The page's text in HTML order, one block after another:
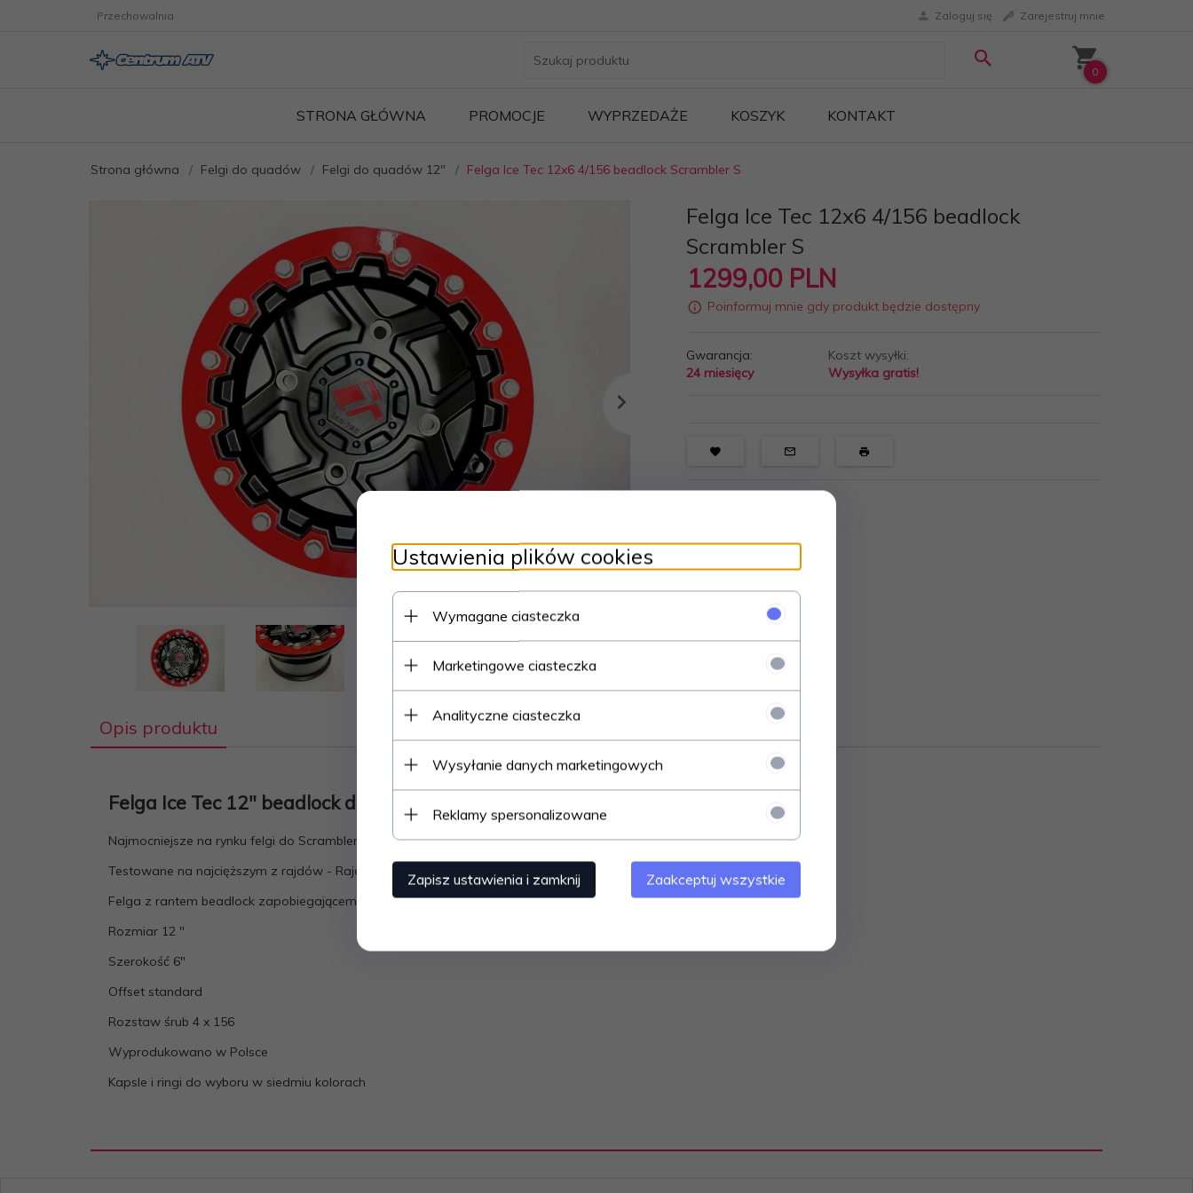
Przechowalnia Zaloguj się Zarejestruj mnie
0
STRONA GŁÓWNA PROMOCJE WYPRZEDAŻE KOSZYK KONTAKT
Strona główna Felgi do quadów Felgi do quadów 12" Felga Ice Tec 12x6 4/156 beadlock Scrambler S
Felga Ice Tec 12x6 4/156 beadlock
Scrambler S
1299,00 PLN
Poinformuj mnie gdy produkt będzie dostępny
Gwarancja:
24 miesięcy
Koszt wysyłki:
Wysyłka gratis!
Opis produktu
Felga Ice Tec 12" beadlock dedykowana do Scrambler XP 1000 S
Najmocniejsze na rynku felgi do Scramblerów używane przez czołowych zawodników w rajdach baja.
Testowane na najcięższym z rajdów - Rajdzie Dakar
Felga z rantem beadlock zapobiegającemu zsunięcia się opony
Rozmiar 12 "
Szerokość 6"
Offset standard
Rozstaw śrub 4 x 156
Wyprodukowano w Polsce
Kapsle i ringi do wyboru w siedmiu kolorach
Ustawienia plików cookies
Wymagane ciasteczka
Marketingowe ciasteczka
Analityczne ciasteczka
Wysyłanie danych marketingowych
Reklamy spersonalizowane
Zapisz ustawienia i zamknij Zaakceptuj wszystkie